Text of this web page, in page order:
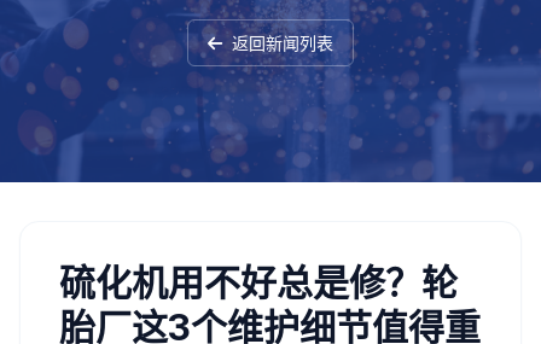
返回新闻列表
硫化机用不好总是修？轮
胎厂这3个维护细节值得重